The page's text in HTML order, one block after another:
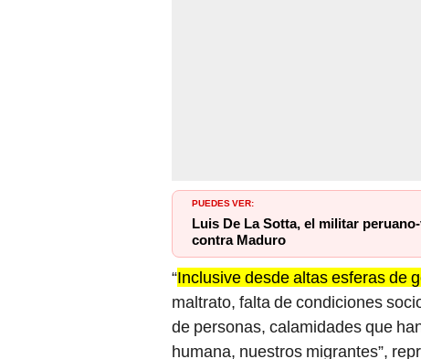
PUEDES VER:
Luis De La Sotta, el militar
contra Maduro
“Inclusive desde altas esferas de
maltrato, falta de condiciones
de personas, calamidades que
humana, nuestros migrantes”,